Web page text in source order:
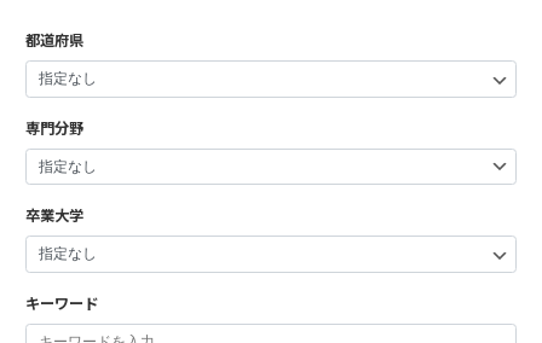
都道府県
専門分野
卒業大学
キーワード